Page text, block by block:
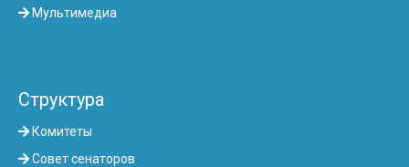
Мультимедиа
Структура
Комитеты
Совет сенаторов